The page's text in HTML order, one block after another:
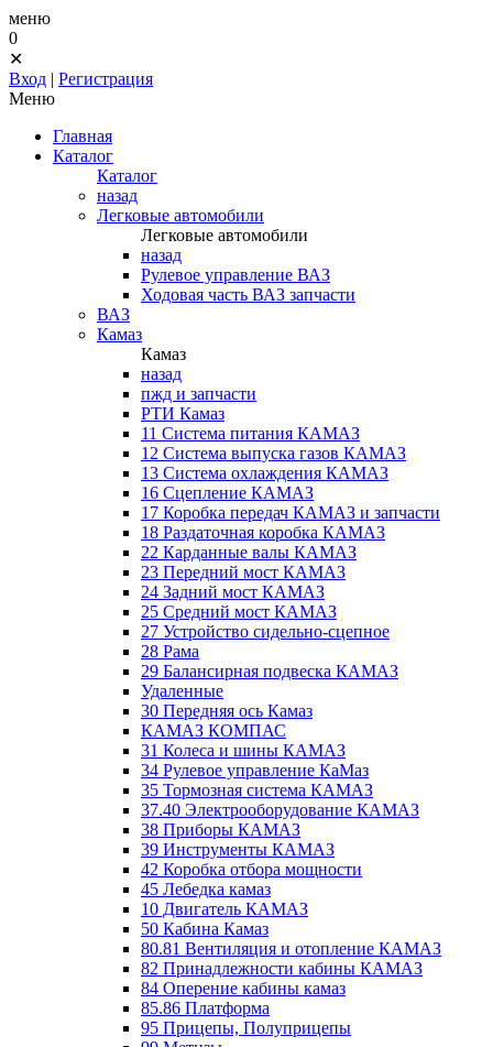
меню
0
✕
Вход | Регистрация
Меню
Главная
Каталог
Каталог
назад
Легковые автомобили
Легковые автомобили
назад
Рулевое управление ВАЗ
Ходовая часть ВАЗ запчасти
ВАЗ
Камаз
Камаз
назад
пжд и запчасти
РТИ Камаз
11 Система питания КАМАЗ
12 Система выпуска газов КАМАЗ
13 Система охлаждения КАМАЗ
16 Сцепление КАМАЗ
17 Коробка передач КАМАЗ и запчасти
18 Раздаточная коробка КАМАЗ
22 Карданные валы КАМАЗ
23 Передний мост КАМАЗ
24 Задний мост КАМАЗ
25 Средний мост КАМАЗ
27 Устройство сидельно-сцепное
28 Рама
29 Балансирная подвеска КАМАЗ
Удаленные
30 Передняя ось Камаз
КАМАЗ КОМПАС
31 Колеса и шины КАМАЗ
34 Рулевое управление КаМаз
35 Тормозная система КАМАЗ
37.40 Электрооборудование КАМАЗ
38 Приборы КАМАЗ
39 Инструменты КАМАЗ
42 Коробка отбора мощности
45 Лебедка камаз
10 Двигатель КАМАЗ
50 Кабина Камаз
80.81 Вентиляция и отопление КАМАЗ
82 Принадлежности кабины КАМАЗ
84 Оперение кабины камаз
85.86 Платформа
95 Прицепы, Полуприцепы